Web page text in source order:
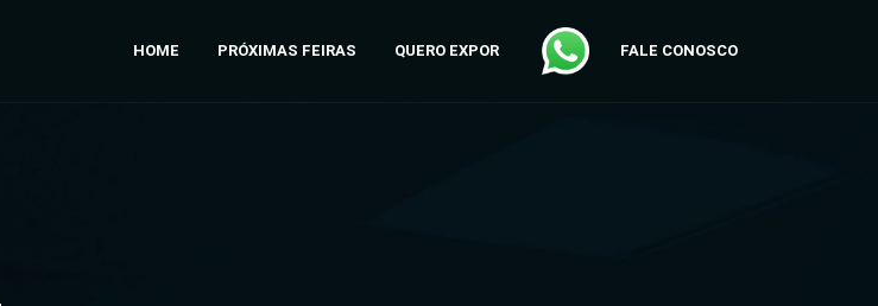
HOME PRÓXIMAS FEIRAS QUERO EXPOR FALE CONOSCO